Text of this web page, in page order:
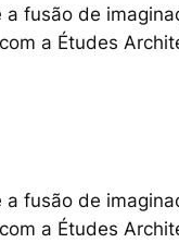
a fusão de
a Études
a fusão de
a Études